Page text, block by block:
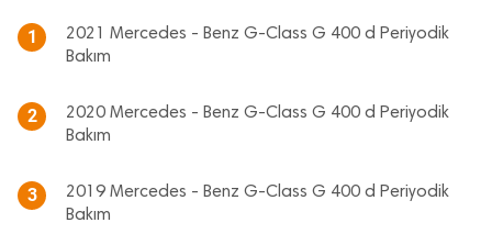
1
2021 Mercedes - Benz G-Class G 400 d Periyodik
Bakım
2
2020 Mercedes - Benz G-Class G 400 d Periyodik
Bakım
3
2019 Mercedes - Benz G-Class G 400 d Periyodik
Bakım